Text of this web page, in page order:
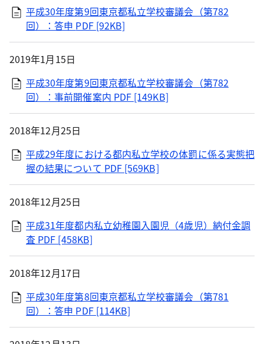
平成30年度第9回東京都私立学校審議会（第782
回）：答申 PDF [92KB]
2019年1月15日
平成30年度第9回東京都私立学校審議会（第782
回）：事前開催案内 PDF [149KB]
2018年12月25日
平成29年度における都内私立学校の体罰に係る実態把
握の結果について PDF [569KB]
2018年12月25日
平成31年度都内私立幼稚園入園児（4歳児）納付金調
査 PDF [458KB]
2018年12月17日
平成30年度第8回東京都私立学校審議会（第781
回）：答申 PDF [114KB]